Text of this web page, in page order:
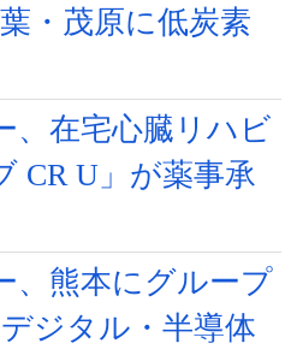
・茂原に低炭素
、在宅心臓リハビ
CR U」が薬事承
、熊本にグループ
ジタル・半導体